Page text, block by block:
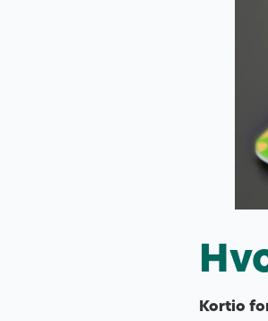
Kortio